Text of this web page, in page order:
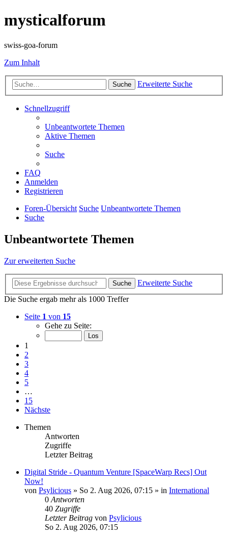
mysticalforum
swiss-goa-forum
Zum Inhalt
Suche Erweiterte Suche
Schnellzugriff
Unbeantwortete Themen
Aktive Themen
Suche
FAQ
Anmelden
Registrieren
Foren-Übersicht Suche Unbeantwortete Themen
Suche
Unbeantwortete Themen
Zur erweiterten Suche
Suche
Erweiterte Suche
Die Suche ergab mehr als 1000 Treffer
Seite 1 von 15
Gehe zu Seite:
1
2
3
4
5
…
15
Nächste
Themen
Antworten
Zugriffe
Letzter Beitrag
Digital Stride - Quantum Venture [SpaceWarp Recs] Out
Now!
von Psylicious » So 2. Aug 2026, 07:15 » in International
0 Antworten
40 Zugriffe
Letzter Beitrag von Psylicious
So 2. Aug 2026, 07:15